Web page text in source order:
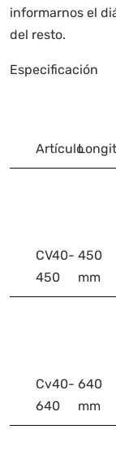
informarnos el
del resto.
Especificación
Artículo
CV40-
450
450
mm
Cv40-
640
640
mm